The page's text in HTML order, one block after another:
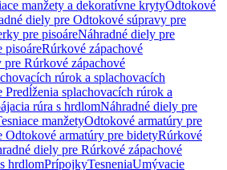
manžety a dekoratívne krytyOdtokové
diely pre Odtokové súpravy pre
pre pisoáreNáhradné diely pre
pisoáreRúrkové zápachové
pre Rúrkové zápachové
rúrok a splachovacích
Predĺženia splachovacích rúrok a
rúra s hrdlomNáhradné diely pre
manžetyOdtokové armatúry pre
Odtokové armatúry pre bidetyRúrkové
diely pre Rúrkové zápachové
hrdlomPrípojkyTesneniaUmývacie